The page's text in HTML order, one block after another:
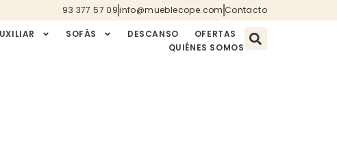
93 377 57 09info@mueblecope.com Contacto
SOFÁS DESCANSO
OFERTAS
QUIÉNES SOMOS